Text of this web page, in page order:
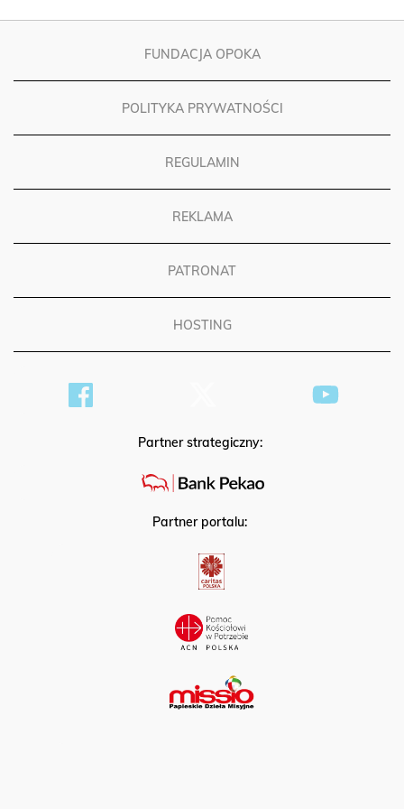
FUNDACJA OPOKA
POLITYKA PRYWATNOŚCI
REGULAMIN
REKLAMA
PATRONAT
HOSTING
Partner strategiczny:
Partner portalu: